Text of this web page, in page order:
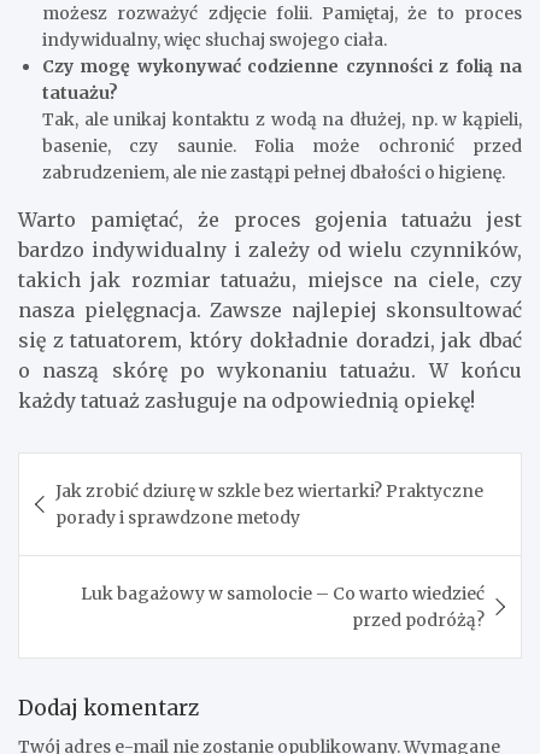
możesz rozważyć zdjęcie folii. Pamiętaj, że to proces
indywidualny, więc słuchaj swojego ciała.
Czy mogę wykonywać codzienne czynności z folią na
tatuażu?
Tak, ale unikaj kontaktu z wodą na dłużej, np. w kąpieli,
basenie, czy saunie. Folia może ochronić przed
zabrudzeniem, ale nie zastąpi pełnej dbałości o higienę.
Warto pamiętać, że proces gojenia tatuażu jest
bardzo indywidualny i zależy od wielu czynników,
takich jak rozmiar tatuażu, miejsce na ciele, czy
nasza pielęgnacja. Zawsze najlepiej skonsultować
się z tatuatorem, który dokładnie doradzi, jak dbać
o naszą skórę po wykonaniu tatuażu. W końcu
każdy tatuaż zasługuje na odpowiednią opiekę!
wpisu
Jak zrobić dziurę w szkle bez wiertarki? Praktyczne
porady i sprawdzone metody
Luk bagażowy w samolocie – Co warto wiedzieć
przed podróżą?
Dodaj komentarz
Twój adres e-mail nie zostanie opublikowany.Wymagane